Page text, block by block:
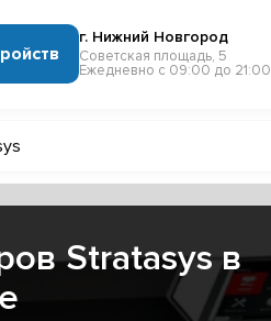
г. Нижний Новгород
Советская площадь, 5
Ежедневно с 09:00 до 21:00
Stratasys в